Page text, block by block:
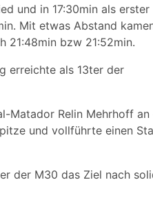
und in 17:30min als erster
Mit etwas Abstand
21:48min bzw 21:52min.
erreichte als 13ter der
Matador Relin Mehrhoff
und vollführte einen
der M30 das Ziel nach